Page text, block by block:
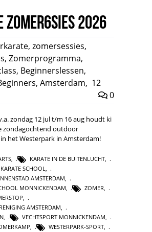
2026
, zomersessies,
, Zomerprogramma,
, Beginnerslessen,
, Amsterdam, 12
0
zondag 12 jul t/m 16 aug houdt ki
zondagochtend outdoor
het Westerpark in Amsterdam!
KARATE IN DE BUITENLUCHT
SCHOOL,
AMSTERDAM,
MONNICKENDAM, ZOMER,
,
AMSTERDAM,
, VECHTSPORT MONNICKENDAM,
, WESTERPARK-SPORT,